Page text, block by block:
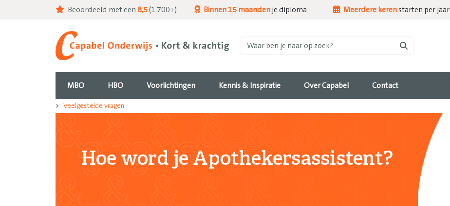
Waar ben je naar op zoek?
MBO HBO Voorlichtingen Kennis & Inspiratie Over Capabel Contact
Beoordeeld met een 8,5(1.700+) Binnen 15 maanden je diploma Meerdere kerenstarten per jaar
Veelgestelde vragen
Hoe word je Apothekersassistent?